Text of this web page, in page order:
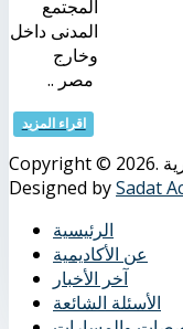
المجتمع
المدنى داخل
وخارج
مصر ..
اقراء المزيد
Copyright © 2026. أكاديمية السادات للعلوم الإدارية.
Designed bySadat
الرئيسية
عن الأكاديمية
آخر الأخبار
الأسئلة الشائعة